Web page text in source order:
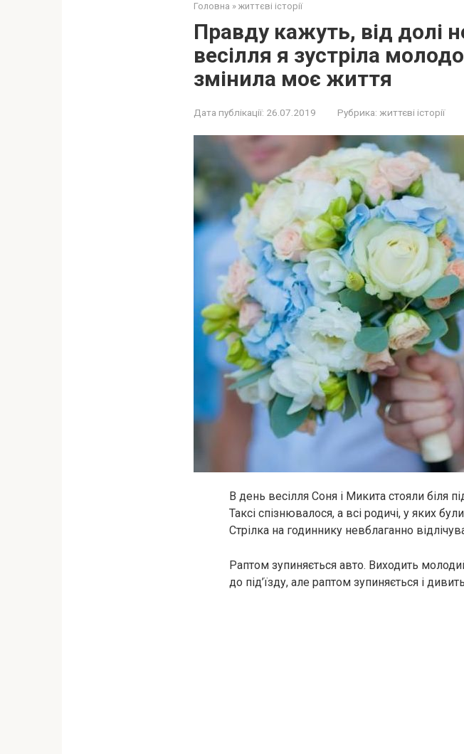
Головна » життєві історії
Правду кажуть, від долі
весілля я зустріла
змінила моє життя
Дата публікації: 26.07.2019 Рубрика: життєві історії
В день весілля Соня і Микита стояли біля
Таксі спізнювалося, а всі родичі, у яких
Стрілка на годиннику невблаганно
Раптом зупиняється авто. Виходить
до під’їзду, але раптом зупиняється і